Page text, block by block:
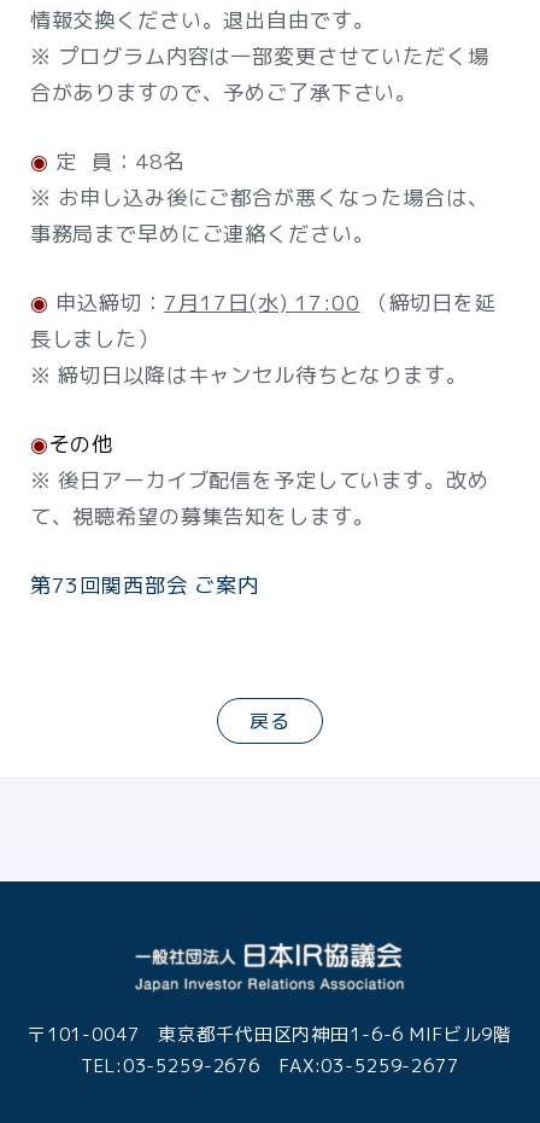
情報交換ください。退出自由です。
※ プログラム内容は一部変更させていただく場
合がありますので、予めご了承下さい。
◉ 定 員：48名
※ お申し込み後にご都合が悪くなった場合は、
事務局まで早めにご連絡ください。
◉ 申込締切： 7月17日(水) 17:00 （締切日を延
長しました）
※ 締切日以降はキャンセル待ちとなります。
◉その他
※ 後日アーカイブ配信を予定しています。改め
て、視聴希望の募集告知をします。
第73回関西部会 ご案内
戻る
〒101-0047 東京都千代田区内神田1-6-6 MIFビル9階
TEL:03-5259-2676 FAX:03-5259-2677